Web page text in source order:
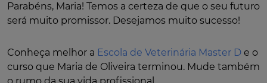
Parabéns, Maria! Temos a certeza de que o seu futuro
será muito promissor. Desejamos muito sucesso!
Conheça melhor a Escola de Veterinária Master D e o
curso que Maria de Oliveira terminou. Mude também